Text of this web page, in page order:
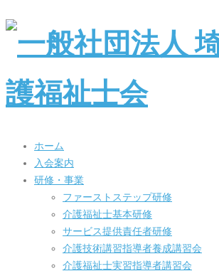
ホーム
入会案内
研修・事業
ファーストステップ研修
介護福祉士基本研修
サービス提供責任者研修
介護技術講習指導者養成講習会
介護福祉士実習指導者講習会